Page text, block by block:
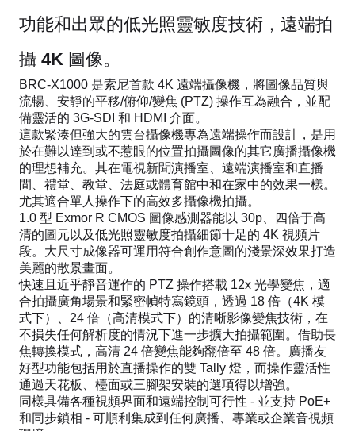
功能和出眾的低光照靈敏度技術，遠端拍
攝 4K 圖像。
BRC-X1000 是索尼首款 4K 遠端攝像機，將圖像品質與
流暢、安靜的平移/俯仰/變焦 (PTZ) 操作互為融合，並配
備靈活的 3G-SDI 和 HDMI 介面。
這款緊湊但強大的雲台攝像機專為遠端操作而設計，是用
於在難以達到或不惹眼的位置拍攝圖像的其它廣播攝像機
的理想補充。其在電視新聞演播室、遠端演播室和直播
間、禮堂、教堂、法庭或體育館中和在家中的效果一樣。
尤其適合單人操作下的高效多攝像機拍攝。
1.0 型 Exmor R CMOS 圖像感測器能以 30p、四倍于高
清的圖元以及低光照靈敏度拍攝細節十足的 4K 視頻片
段。大尺寸成像器可運用符合創作意圖的淺景深效果打造
美麗的散景畫面。
快速且近乎靜音運作的 PTZ 操作搭載 12x 光學變焦，適
合拍攝廣角場景和緊密幀特寫鏡頭，透過 18 倍（4K 模
式下）、24 倍（高清模式下）的清晰影像變焦技術，在
不損失任何解析度的情況下進一步擴大拍攝範圍。借助長
焦轉換模式，高清 24 倍變焦能夠翻倍至 48 倍。廣播友
好型功能包括用於直播操作的雙 Tally 燈，而操作靈活性
通過天花板、檯面或三腳架安裝的選項得以增強。
同樣具備各種視頻界面和遠端控制可行性 - 並支持 PoE+
和同步鎖相 - 可順利集成到任何廣播、專業或企業音視頻